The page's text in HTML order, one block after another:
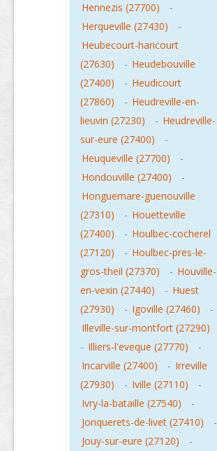
Hennezis (27700)
-
Herqueville (27430)
-
Heubecourt-haricourt
(27630)
- Heudebouville
(27400)
- Heudicourt
(27860)
- Heudreville-en-
lieuvin (27230)
- Heudreville-
sur-eure (27400)
-
Heuqueville (27700)
-
Hondouville (27400)
-
Honguemare-guenouville
(27310)
- Houetteville
(27400)
- Houlbec-cocherel
(27120)
- Houlbec-pres-le-
gros-theil (27370)
- Houville-
en-vexin (27440)
- Huest
(27930)
- Igoville (27460)
-
Illeville-sur-montfort (27290)
- Illiers-l'eveque (27770)
-
Incarville (27400)
- Irreville
(27930)
- Iville (27110)
-
Ivry-la-bataille (27540)
-
Jonquerets-de-livet (27410)
-
Jouy-sur-eure (27120)
-